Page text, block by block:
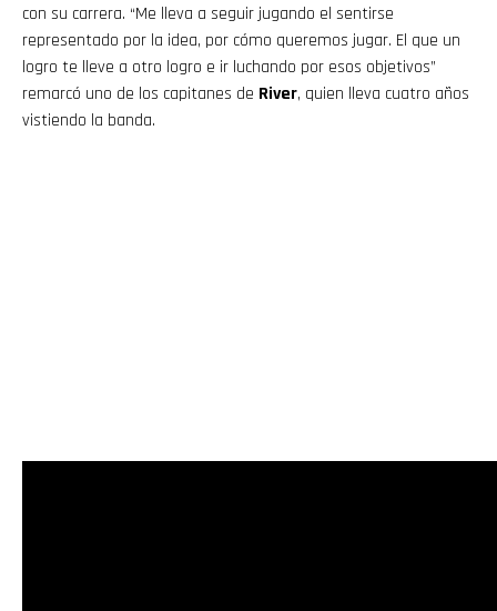
con su carrera. “Me lleva a seguir jugando el sentirse
representado por la idea, por cómo queremos jugar. El que un
logro te lleve a otro logro e ir luchando por esos objetivos”
remarcó uno de los capitanes de River, quien lleva cuatro años
vistiendo la banda.
Pinterest
Whatsapp